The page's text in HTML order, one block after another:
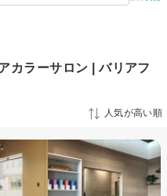
カラーサロン | バリアフ
人気が高い順